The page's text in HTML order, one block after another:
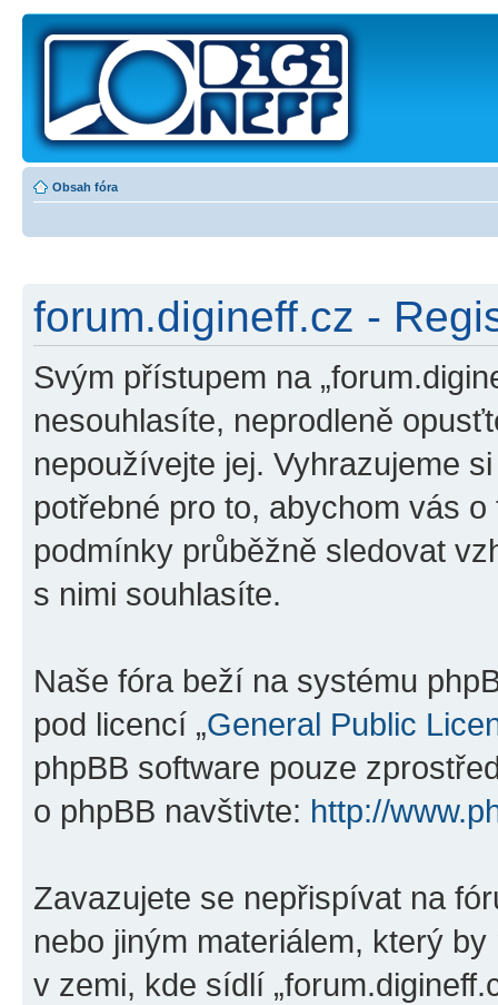
Obsah fóra
forum.digineff.cz -
Svým přístupem na
nesouhlasíte, neprodleně
nepoužívejte jej. Vyhrazujeme
potřebné pro to, abychom vás
podmínky průběžně sledovat
s nimi souhlasíte.
Naše fóra beží na systému
pod licencí „General Public
phpBB software pouze
o phpBB navštivte: http://
Zavazujete se nepřispívat na
nebo jiným materiálem, který
v zemi, kde sídlí